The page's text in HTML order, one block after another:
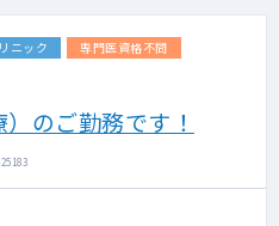
ニック
専門医資格不問
のご勤務です！